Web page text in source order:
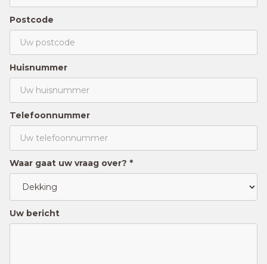
Postcode
Huisnummer
Telefoonnummer
Waar gaat uw vraag over? *
Uw bericht